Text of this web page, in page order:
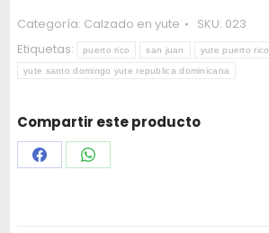
Categoría: Calzado en yute SKU: 023
Etiquetas:
puerto rico san juan yute puerto rico
yute santo domingo yute republica dominicana
Compartir este producto
Share Share